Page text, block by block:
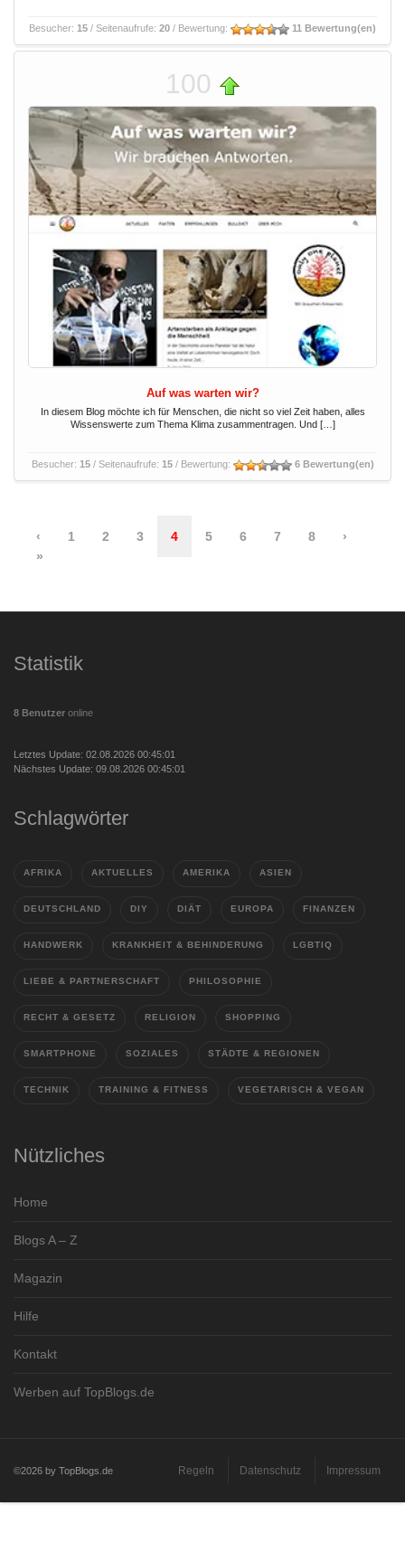
Besucher: 15 / Seitenaufrufe: 20 / Bewertung: 11 Bewertung(en)
100
Auf was warten wir?
In diesem Blog möchte ich für Menschen, die nicht so viel Zeit haben, alles
Wissenswerte zum Thema Klima zusammentragen. Und […]
Besucher: 15/ Seitenaufrufe: 15/ Bewertung: 6 Bewertung(en)
‹ 1 2 3 4 5 6 7 8
›
»
Statistik
8 Benutzer online
Letztes Update: 02.08.2026 00:45:01
Nächstes Update: 09.08.2026 00:45:01
Schlagwörter
AFRIKA AKTUELLES AMERIKA ASIEN
DEUTSCHLAND DIY DIÄT EUROPA FINANZEN
HANDWERK KRANKHEIT & BEHINDERUNG LGBTIQ
LIEBE & PARTNERSCHAFT PHILOSOPHIE
RECHT & GESETZ RELIGION SHOPPING
SMARTPHONE SOZIALES STÄDTE & REGIONEN
TECHNIK TRAINING & FITNESS VEGETARISCH & VEGAN
Nützliches
Home
Blogs A – Z
Magazin
Hilfe
Kontakt
Werben auf TopBlogs.de
©2026 by TopBlogs.de Regeln Datenschutz Impressum